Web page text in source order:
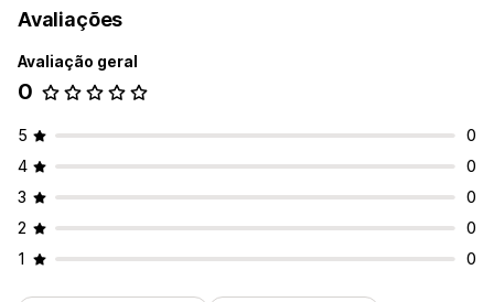
Avaliações
Avaliação geral
0
5
0
4
0
3
0
2
0
1
0